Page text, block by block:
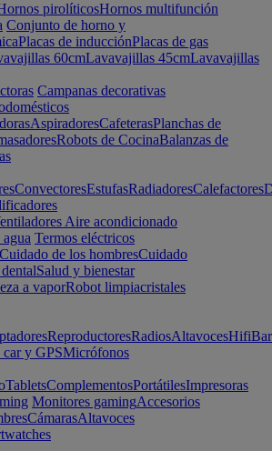
pirolíticosHornos multifunción
Conjunto de horno y
Placas de inducciónPlacas de gas
60cmLavavajillas 45cmLavavajillas
Campanas decorativas
AspiradoresCafeterasPlanchas de
Robots de CocinaBalanzas de
ConvectoresEstufasRadiadoresCalefactores
Aire acondicionado
Termos eléctricos
Cuidado de los hombresCuidado
Salud y bienestar
a vaporRobot limpiacristales
ReproductoresRadiosAltavocesHifi
y GPSMicrófonos
TabletsComplementosPortátilesImpresoras
Monitores gamingAccesorios
CámarasAltavoces